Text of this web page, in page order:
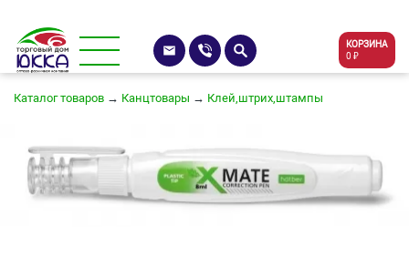
КОРЗИНА
0 ₽
Каталог товаров → Канцтовары → Клей,штрих,штампы